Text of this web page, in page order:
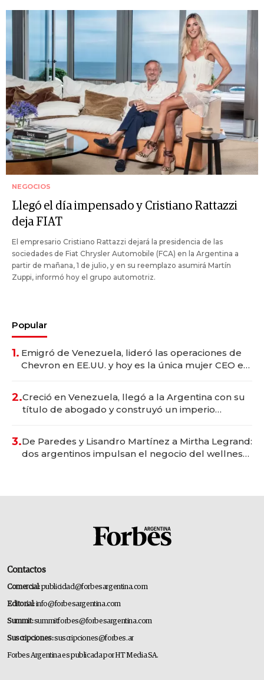
NEGOCIOS
Llegó el día impensado y Cristiano Rattazzi
deja FIAT
El empresario Cristiano Rattazzi dejará la presidencia de las
sociedades de Fiat Chrysler Automobile (FCA) en la Argentina a
partir de mañana, 1 de julio, y en su reemplazo asumirá Martín
Zuppi, informó hoy el grupo automotriz.
Popular
1. Emigró de Venezuela, lideró las operaciones de
Chevron en EE.UU. y hoy es la única mujer CEO en
2.Creció en Venezuela, llegó a la Argentina con su
título de abogado y construyó un imperio
3.De Paredes y Lisandro Martínez a Mirtha Legrand:
dos argentinos impulsan el negocio del wellness
Contactos
Comercial:publicidad@forbesargentina.com
Editorial:info@forbesargentina.com
Summit:summitforbes@forbesargentina.com
Suscripciones:suscripciones@forbes.ar
Forbes Argentina es publicada por HT Media SA.